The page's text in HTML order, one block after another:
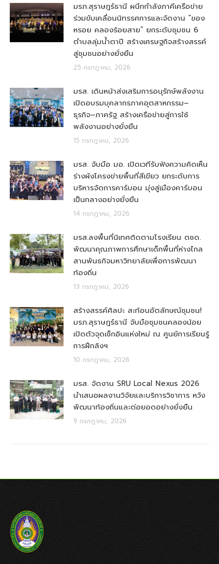
มรภ.สุราษฎร์ธานี ผนึกกำลังภาคีเครือข่าย
ร่วมขับเคลื่อนนิทรรศการและจัดงาน “ของ
หรอย คลองร้อยสาย” ยกระดับชุมชน 6
ตำบลลุ่มน้ำตาปี สร้างเศรษฐกิจสร้างสรรค์
สู่ชุมชนอย่างยั่งยืน
25 กรกฎาคม, 2026
มรส. เดินหน้าส่งเสริมการอนุรักษ์พลังงาน
เปิดอบรมบุคลากรภาคอุตสาหกรรม–
ธุรกิจ–ภาครัฐ สร้างเครือข่ายสู่การใช้
พลังงานอย่างยั่งยืน
15 กรกฎาคม, 2026
มรส. จับมือ มอ. เปิดเวทีรับฟังความคิดเห็น
ร่างผังโครงข่ายพื้นที่สีเขียว ยกระดับการ
บริหารจัดการคาร์บอน มุ่งสู่เมืองคาร์บอน
เป็นกลางอย่างยั่งยืน
14 กรกฎาคม, 2026
มรส.ลงพื้นที่นิเทศติดตามโรงเรียน ตชด.
พัฒนาคุณภาพการศึกษาเด็กพื้นที่ห่างไกล
สานพันธกิจมหาวิทยาลัยเพื่อการพัฒนา
ท้องถิ่น
13 กรกฎาคม, 2026
สร้างสรรค์ศิลปะ สะท้อนอัตลักษณ์ชุมชน!
มรภ.สุราษฎร์ธานี จับมือชุมชนคลองน้อย
เปิดตัวจุดเช็กอินแห่งใหม่ ณ ศูนย์การเรียนรู้
การฝึกลิงฯ
10 กรกฎาคม, 2026
มรส. จัดงาน SRU Local Nexus 2026
นำเสนอผลงานวิจัยและบริการวิชาการ หวัง
พัฒนาท้องถิ่นและต่อยอดอย่างยั่งยืน
9 กรกฎาคม, 2026